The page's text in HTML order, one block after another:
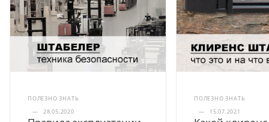
ПОЛЕЗНО ЗНАТЬ
—
28.05.2020
ПОЛЕЗНО ЗНАТЬ
—
15.07.2021